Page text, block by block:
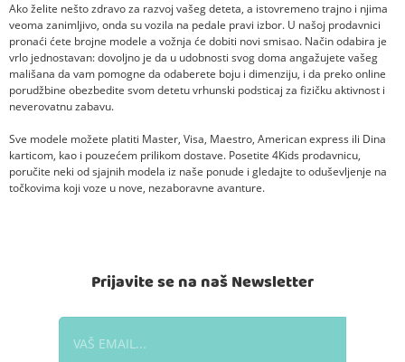
Ako želite nešto zdravo za razvoj vašeg deteta, a istovremeno trajno i njima
veoma zanimljivo, onda su vozila na pedale pravi izbor. U našoj prodavnici
pronaći ćete brojne modele a vožnja će dobiti novi smisao. Način odabira je
vrlo jednostavan: dovoljno je da u udobnosti svog doma angažujete vašeg
mališana da vam pomogne da odaberete boju i dimenziju, i da preko online
porudžbine obezbedite svom detetu vrhunski podsticaj za fizičku aktivnost i
neverovatnu zabavu.
Sve modele možete platiti Master, Visa, Maestro, American express ili Dina
karticom, kao i pouzećem prilikom dostave. Posetite 4Kids prodavnicu,
poručite neki od sjajnih modela iz naše ponude i gledajte to oduševljenje na
točkovima koji voze u nove, nezaboravne avanture.
Prijavite se na naš Newsletter